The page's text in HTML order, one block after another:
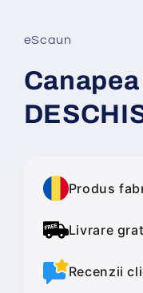
fereastră
modală
eScaun
Produs
Livrare
Recenzii